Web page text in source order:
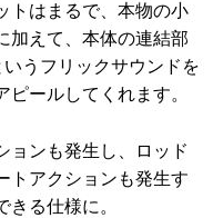
トはまるで、本物の小
加えて、本体の連結部
いうフリックサウンドを
ールしてくれます。
ンも発生し、ロッド
トアクションも発生す
る仕様に。